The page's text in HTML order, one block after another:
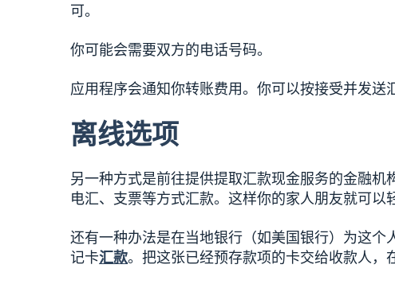
可。
你可能会需要双方的电话号码。
应用程序会通知你转账费用。你可以按接受并发送
离线选项
另一种方式是前往提供提取汇款现金服务的金融机
电汇、支票等方式汇款。这样你的家人朋友就可以
还有一种办法是在当地银行（如美国银行）为这个
记卡汇款。把这张已经预存款项的卡交给收款人，